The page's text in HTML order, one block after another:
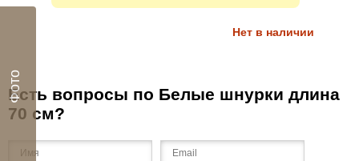
Нет в наличии
Есть вопросы по Белые шнурки длина
70 см?
Фото